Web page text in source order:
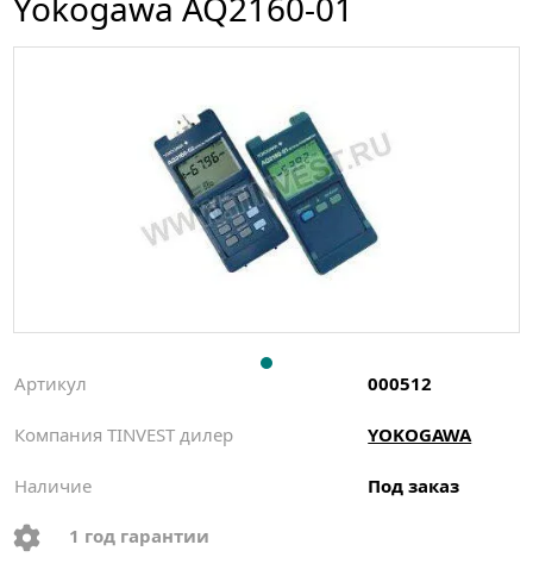
Артикул 000512
Компания TINVEST дилер YOKOGAWA
Наличие Под заказ
1 год гарантии